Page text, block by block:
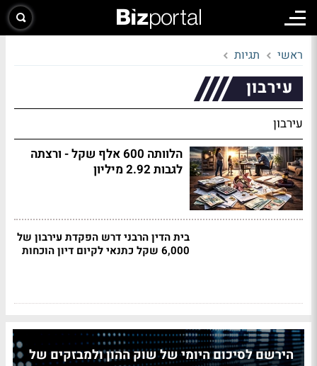
ראשי תגיות
עירבון
עירבון
הלוותה 600 אלף שקל - ורצתה
לגבות 2.92 מיליון
בית הדין הרבני דרש הפקדת עירבון של
6,000 שקל כתנאי לקיום דיון הוכחות
הירשם לסיכום היומי של שוק ההון ולמבזקים של